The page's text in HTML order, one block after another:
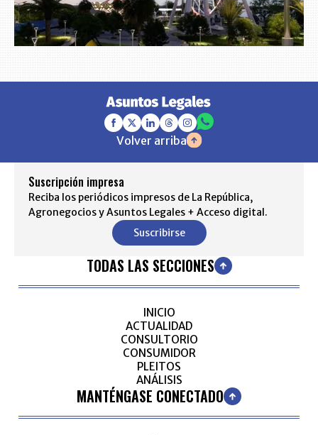
Volver arriba
Suscripción impresa
Reciba los periódicos impresos de La República,
Agronegocios y Asuntos Legales + Acceso digital.
Suscribirse
TODAS LAS SECCIONES
INICIO
ACTUALIDAD
CONSULTORIO
CONSUMIDOR
PLEITOS
ANÁLISIS
MANTÉNGASE CONECTADO